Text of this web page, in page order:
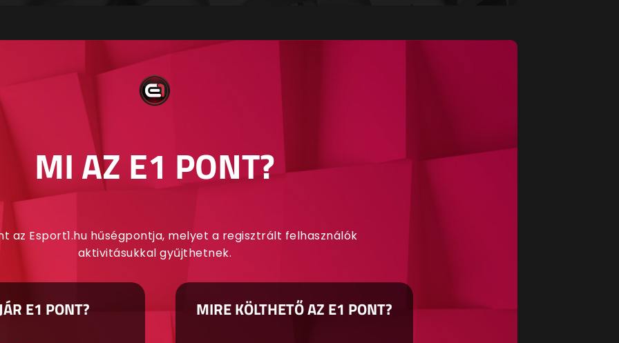
MI AZ E1 PONT?
az Esport1.hu hűségpontja, melyet a regisztrált felhasználók
aktivitásukkal gyűjthetnek.
E1 PONT? MIRE KÖLTHETŐ AZ E1 PONT?